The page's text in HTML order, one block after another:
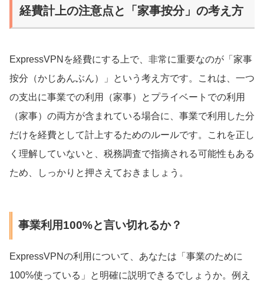
経費計上の注意点と「家事按分」の考え方
ExpressVPNを経費にする上で、非常に重要なのが「家事
按分（かじあんぶん）」という考え方です。これは、一つ
の支出に事業での利用（家事）とプライベートでの利用
（家事）の両方が含まれている場合に、事業で利用した分
だけを経費として計上するためのルールです。これを正し
く理解していないと、税務調査で指摘される可能性もある
ため、しっかりと押さえておきましょう。
事業利用100%と言い切れるか？
ExpressVPNの利用について、あなたは「事業のために
100%使っている」と明確に説明できるでしょうか。例え